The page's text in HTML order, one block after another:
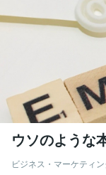
ウソのような
ビジネス・マーケティ